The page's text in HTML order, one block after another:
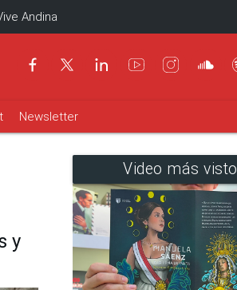
Andina
Newsletter
y
Video más visto